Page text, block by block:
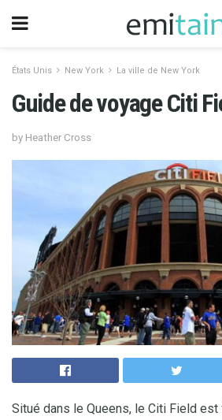
États Unis New York La ville de New York
Guide de voyage Citi
by Heather Cross
Situé dans le Queens, le Citi Field